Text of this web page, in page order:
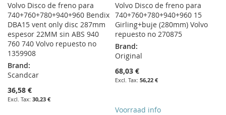
Volvo Disco de freno para
740+760+780+940+960 Bendix
DBA15 vent only disc 287mm
espesor 22MM sin ABS 940
760 740 Volvo repuesto no
1359908
Brand:
Scandcar
36,58 €
30,23 €
Volvo Disco de freno para
740+760+780+940+960 15
Girling+buje (280mm) Volvo
repuesto no 270875
Brand:
Original
68,03 €
56,22 €
Voorraad info